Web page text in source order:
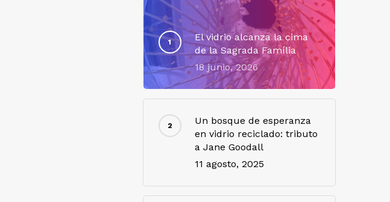
El vidrio alcanza la cima
de la Sagrada Família
18 junio, 2026
Un bosque de esperanza
en vidrio reciclado: tributo
a Jane Goodall
11 agosto, 2025